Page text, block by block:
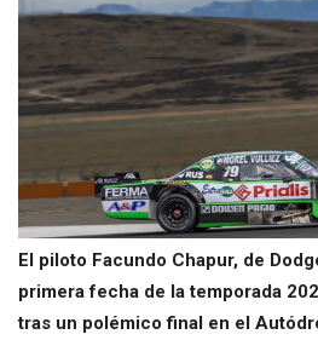
El piloto Facundo Chapur, de
primera fecha de la temporada
tras un polémico final en el